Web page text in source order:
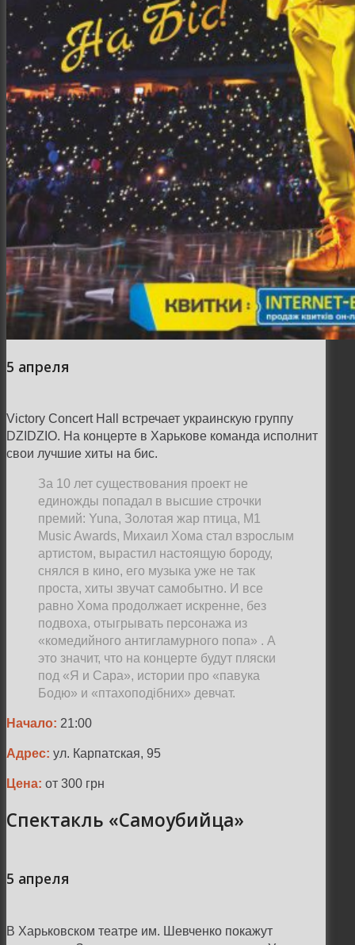
5 апреля
Victory Concert Hall встречает украинскую группу
DZIDZIO. На концерте в Харькове команда исполнит
свои лучшие хиты на бис.
За 10 лет существования проект не
единожды попадал в высшие строчки
премий: Yuna, Золотая жар птица, M1
Music Awards, Михаил Хома стал взрослым
артистом, вырастил настоящую бороду,
снялся в кино, его музыка уже не так
проста, хиты звучат самобытно. И все
равно Хома продолжает искренне, без
подвоха, отыгрывать персонажа из
«комедийного антигламурного попа» . А
это значит, что на концерте будут пляски
под «Я и Сара», истории про «павука
Бодю» и «птахоподiбних» девчат.
Начало: 21:00
Адрес: ул. Карпатская, 95
Цена: от 300 грн
Спектакль «Самоубийца»
5 апреля
В Харьковском театре им. Шевченко покажут